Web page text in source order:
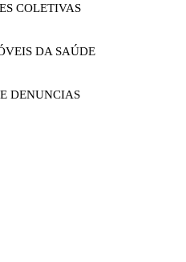
COLETIVAS
DA SAÚDE
DENUNCIAS